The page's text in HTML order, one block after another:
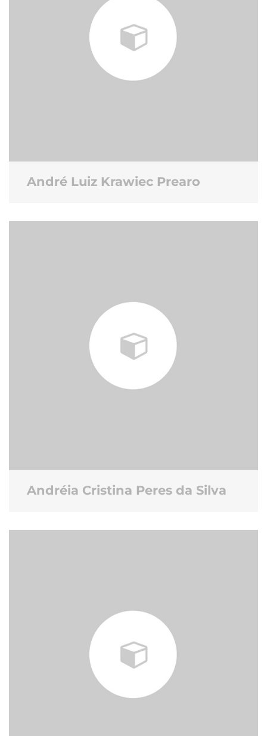
André Luiz Krawiec Prearo
Andréia Cristina Peres da Silva